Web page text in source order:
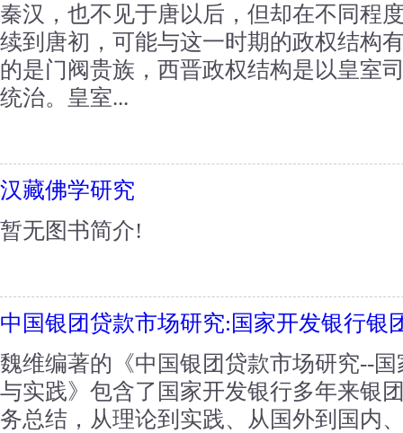
秦汉，也不见于唐以后，但却在不同程
续到唐初，可能与这一时期的政权结构
的是门阀贵族，西晋政权结构是以皇室
统治。皇室...
汉藏佛学研究
暂无图书简介!
中国银团贷款市场研究:国家开发银行银
魏维编著的《中国银团贷款市场研究--
与实践》包含了国家开发银行多年来银
务总结，从理论到实践、从国外到国内